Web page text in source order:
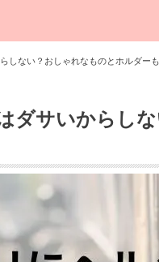
しない？おしゃれなものとホルダーも
ダサいからし